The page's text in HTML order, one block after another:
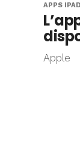
APPS IPAD
Apple